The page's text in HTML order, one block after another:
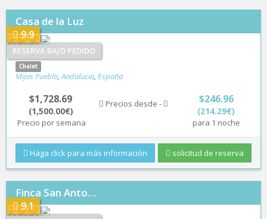
Casa de la Luz
RESERVA BAJO PEDIDO
9.9
Chalet
Mijas Pueblo,Andalucia, España
$1,728.69
(1,500.00€)
Precio por semana
Precios desde - $246.96
(214.29€)
para 1 noche
solicitud de reserva
Haga click para más información
Finca San Anto…
9.1